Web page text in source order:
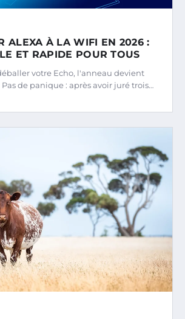
ALEXA À LA WIFI EN 2026 :
ET RAPIDE POUR TOUS
votre Echo, l'anneau devient
de panique : après avoir juré trois…